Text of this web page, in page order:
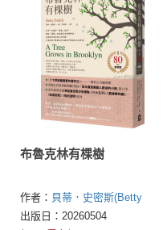
布魯克林有棵樹
作者： 貝蒂．史密斯(Betty
Smith)
出版日：20260504